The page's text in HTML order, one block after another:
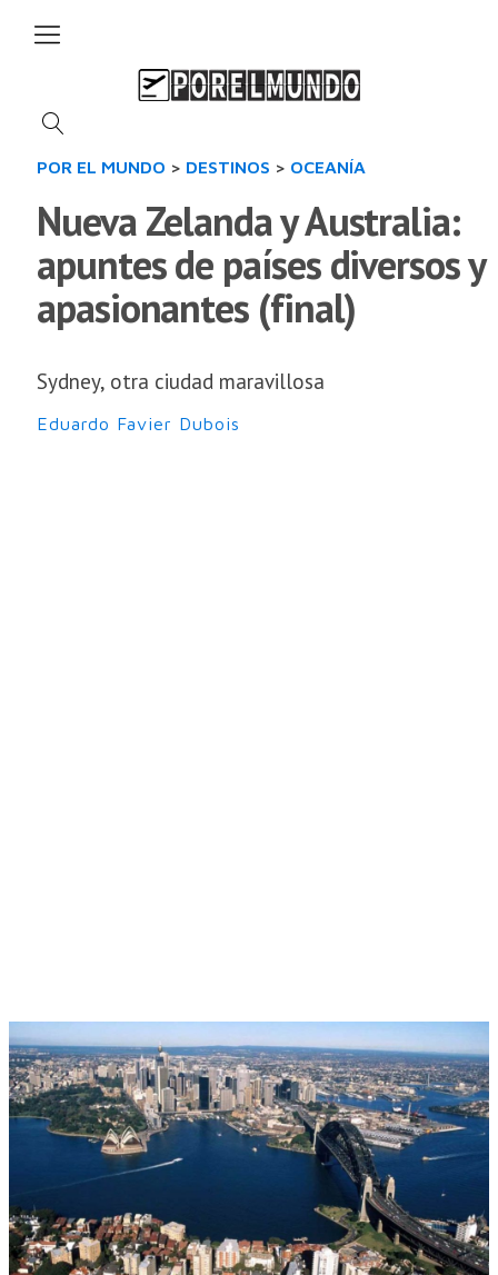
POR EL MUNDO > DESTINOS > OCEANÍA
Nueva Zelanda y Australia:
apuntes de países diversos y
apasionantes (final)
Sydney, otra ciudad maravillosa
Eduardo Favier Dubois